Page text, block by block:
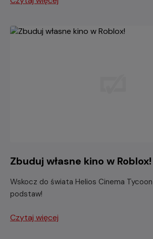
Zbuduj własne kino w Roblox!
Wskocz do świata Helios Cinema
podstaw!
Czytaj więcej